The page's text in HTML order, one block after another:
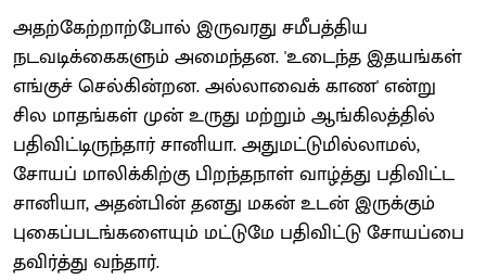
அதற்கேற்றாற்போல் இருவரது சமீபத்திய
நடவடிக்கைகளும் அமைந்தன. 'உடைந்த இதயங்கள்
எங்குச் செல்கின்றன. அல்லாவைக் காண' என்று
சில மாதங்கள் முன் உருது மற்றும் ஆங்கிலத்தில்
பதிவிட்டிருந்தார் சானியா. அதுமட்டுமில்லாமல்,
சோயப் மாலிக்கிற்கு பிறந்தநாள் வாழ்த்து பதிவிட்ட
சானியா, அதன்பின் தனது மகன் உடன் இருக்கும்
புகைப்படங்களையும் மட்டுமே பதிவிட்டு சோயப்பை
தவிர்த்து வந்தார்.